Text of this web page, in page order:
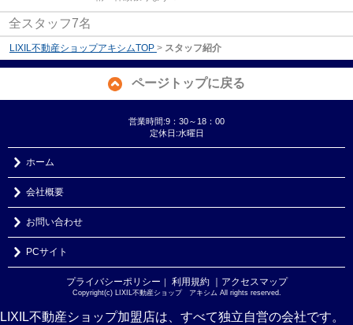
全スタッフ7名
LIXIL不動産ショップアキシムTOP > スタッフ紹介
ページトップに戻る
営業時間:9：30～18：00
定休日:水曜日
ホーム
会社概要
お問い合わせ
PCサイト
プライバシーポリシー ｜ 利用規約 ｜アクセスマップ
Copyright(c) LIXIL不動産ショップ アキシム All rights reserved.
LIXIL不動産ショップ加盟店は、すべて独立自営の会社です。